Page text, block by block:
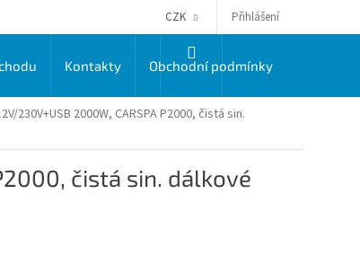
CZK Přihlášení
Kontakty Obchodní podmínky
230V+USB 2000W, CARSPA P2000, čistá sin.
čistá sin. dálkové